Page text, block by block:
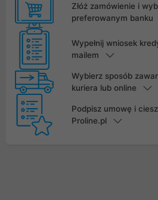
Złóż zamówienie i
preferowanym banku
Wypełnij wniosek
mailem
Wybierz sposób
kuriera lub online
Podpisz umowę i
Proline.pl